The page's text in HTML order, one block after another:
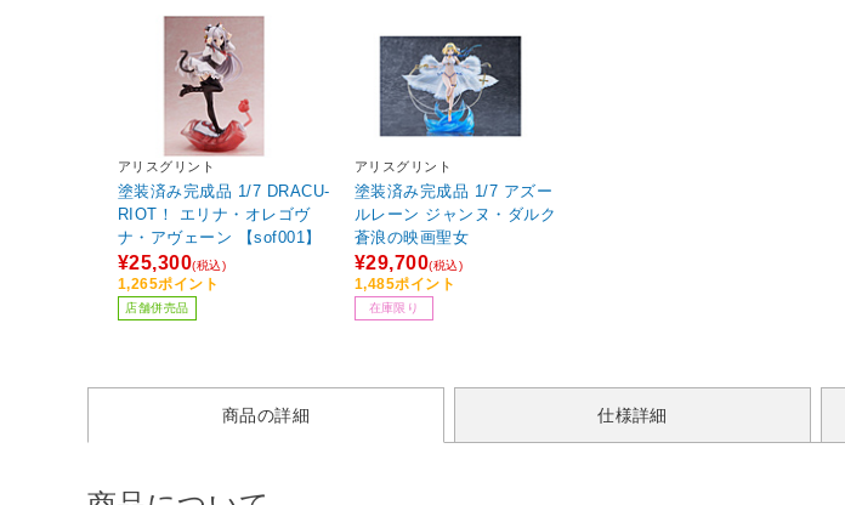
アリスグリント
塗装済み完成品 1/7 DRACU-
RIOT！ エリナ・オレゴヴ
ナ・アヴェーン 【sof001】
¥25,300(税込)
1,265ポイント
店舗併売品
アリスグリント
塗装済み完成品 1/7 アズー
ルレーン ジャンヌ・ダルク
蒼浪の映画聖女
¥29,700(税込)
1,485ポイント
在庫限り
商品の詳細 仕様詳細